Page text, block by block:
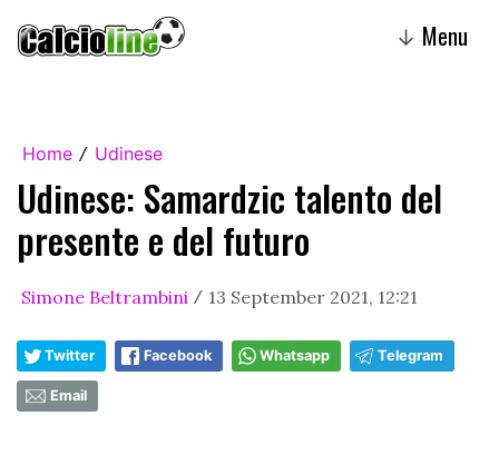
↓ Menu
Home / Udinese
Udinese: Samardzic talento del
presente e del futuro
Simone Beltrambini / 13 September 2021, 12:21
Twitter Facebook Whatsapp Telegram
Email